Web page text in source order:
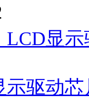
LCD显
示驱动